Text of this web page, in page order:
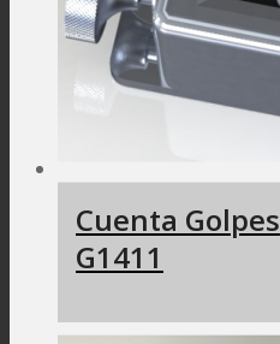
Cuenta Golpes
G1411